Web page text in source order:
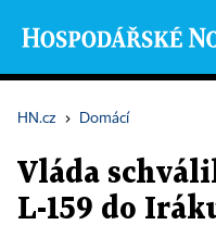
HN.cz › Domácí
Vláda
L-159 do